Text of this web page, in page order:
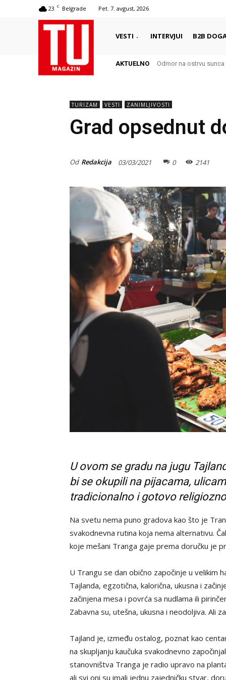
23 C Belgrade Pet. 7. avgust, 2026
VESTI INTERVJUI B2B
AKTUELNO Odmor na ostrvu
TURIZAM VESTI ZANIMLJIVOSTI
Grad opsednut
Od Redakcija 03/03/2021 0 2141
U ovom se gradu na jugu
bi se okupili na pijacama,
tradicionalno i gotovo
Na svetu nema puno gradova kao što je
svakodnevna rutina koja nema alternativu.
koje mešani Tranga gaje prema doručku je
U Trangu se dan obično započinje u velikim
Tajlanda, egzotična, kalorična, ukusna i
začinjena mesa i povrća sa nudlama ili
Zabavna su, utešna, ukusna i neodoljiva. Ali
Tajland je, između ostalog, poznat kao
na skupljanju kaučuka svakodnevno
stanovništva Tranga je radio upravo na
ali svi oni su imali jednu zajedničku stvar,